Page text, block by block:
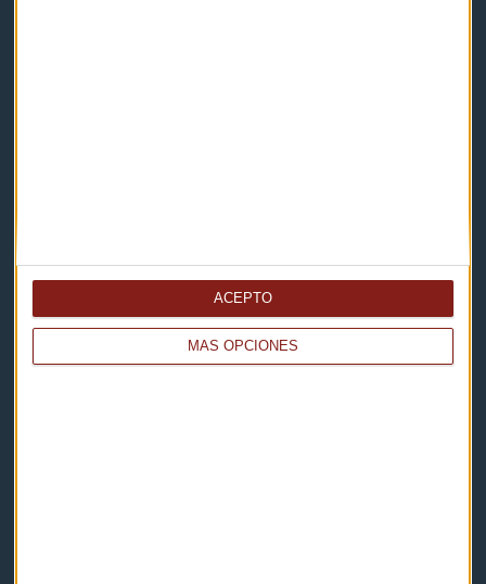
MÁS OPCIONES
ACEPTO
Descarga nuestras apps